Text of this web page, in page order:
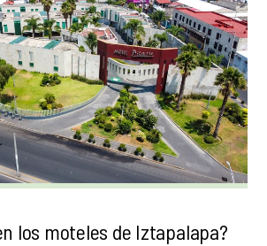
los moteles de Iztapalapa?